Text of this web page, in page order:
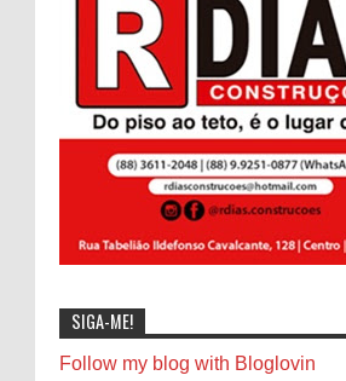
SIGA-ME!
Follow my blog with Bloglovin